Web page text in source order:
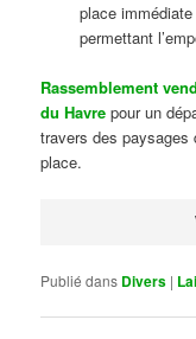
place
permettant
Rassemblement
du Havre pour un
travers des paysages
place.
Publié dans Divers |